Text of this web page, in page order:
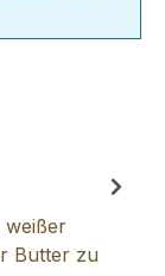
weißer
Butter zu